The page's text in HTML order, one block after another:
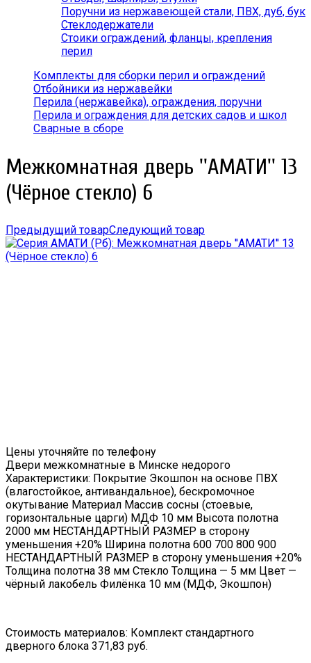
Поручни из нержавеющей стали, ПВХ, дуб, бук
Стеклодержатели
Стоики ограждений, фланцы, крепления
перил
Комплекты для сборки перил и ограждений
Отбойники из нержавейки
Перила (нержавейка), ограждения, поручни
Перила и ограждения для детских садов и школ
Сварные в сборе
Межкомнатная дверь ''АМАТИ'' 13
(Чёрное стекло) 6
Предыдущий товарСледующий товар
Цены уточняйте по телефону
Двери межкомнатные в Минске недорого
Характеристики: Покрытие Экошпон на основе ПВХ
(влагостойкое, антивандальное), бескромочное
окутывание Материал Массив сосны (стоевые,
горизонтальные царги) МДФ 10 мм Высота полотна
2000 мм НЕСТАНДАРТНЫЙ РАЗМЕР в сторону
уменьшения +20% Ширина полотна 600 700 800 900
НЕСТАНДАРТНЫЙ РАЗМЕР в сторону уменьшения +20%
Толщина полотна 38 мм Стекло Толщина — 5 мм Цвет —
чёрный лакобель Филёнка 10 мм (МДФ, Экошпон)
Стоимость материалов: Комплект стандартного
дверного блока 371,83 руб.